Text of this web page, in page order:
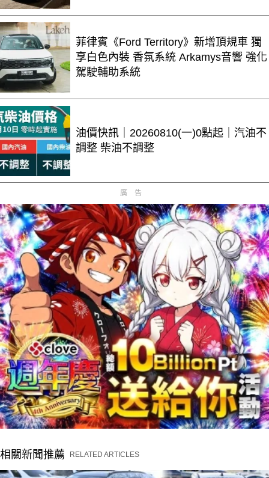
菲律賓《Ford Territory》新增頂規車 獨
享白色內裝 香氛系統 Arkamys音響 強化
駕駛輔助系統
油價快訊｜20260810(一)0點起｜汽油不
調整 柴油不調整
廣告
相關新聞推薦 RELATED ARTICLES